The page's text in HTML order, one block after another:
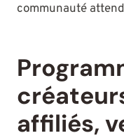
communauté
affiliés,